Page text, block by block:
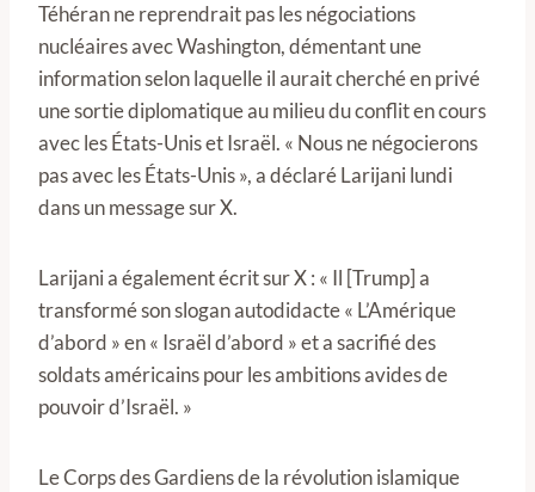
Téhéran ne reprendrait pas les négociations
nucléaires avec Washington, démentant une
information selon laquelle il aurait cherché en privé
une sortie diplomatique au milieu du conflit en cours
avec les États-Unis et Israël. « Nous ne négocierons
pas avec les États-Unis », a déclaré Larijani lundi
dans un message sur X.
Larijani a également écrit sur X : « Il [Trump] a
transformé son slogan autodidacte « L’Amérique
d’abord » en « Israël d’abord » et a sacrifié des
soldats américains pour les ambitions avides de
pouvoir d’Israël. »
Le Corps des Gardiens de la révolution islamique